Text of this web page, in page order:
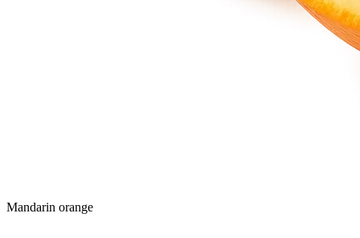
Mandarin orange